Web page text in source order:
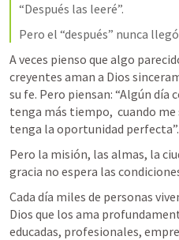
“Después las leeré”.
Pero el “después” nunca
A veces pienso que algo
creyentes aman a Dios
su fe. Pero piensan: “Algún
tenga más tiempo,  cuando
tenga la oportunidad perfecta”.
Pero la misión, las almas, la
gracia no espera las
Cada día miles de personas
Dios que los ama
educadas, profesionales,